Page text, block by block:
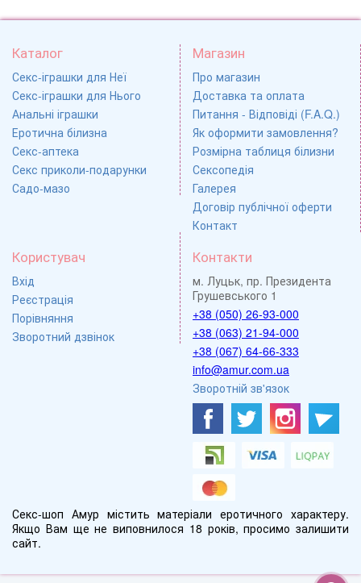
Каталог
Секс-іграшки для Неї
Секс-іграшки для Нього
Анальні іграшки
Еротична білизна
Секс-аптека
Секс приколи-подарунки
Садо-мазо
Магазин
Про магазин
Доставка та оплата
Питання - Відповіді (F.A.Q.)
Як оформити замовлення?
Розмірна таблиця білизни
Сексопедія
Галерея
Договір публічної оферти
Контакт
Користувач
Вхід
Реєстрація
Порівняння
Зворотний дзвінок
Контакти
м. Луцьк, пр. Президента
Грушевського 1
+38 (050) 26-93-000
+38 (063) 21-94-000
+38 (067) 64-66-333
info@amur.com.ua
Зворотній зв'язок
Секс-шоп Амур містить матеріали еротичного характеру.
Якщо Вам ще не виповнилося 18 років, просимо залишити
сайт.